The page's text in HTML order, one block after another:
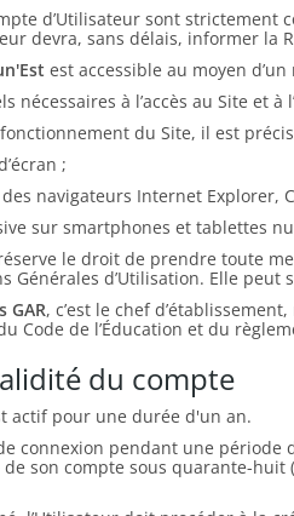
d’Utilisateur sont
devra, sans délais, informer la
est accessible au moyen
nécessaires à l’accès au Site et
du Site, il est
;
navigateurs Internet Explorer,
sur smartphones et tablettes
le droit de prendre toute
Générales d’Utilisation. Elle
GAR, c’est le chef
Code de l’Éducation et du
du compte
actif pour une durée d'un an.
connexion pendant une
de son compte sous quarante-